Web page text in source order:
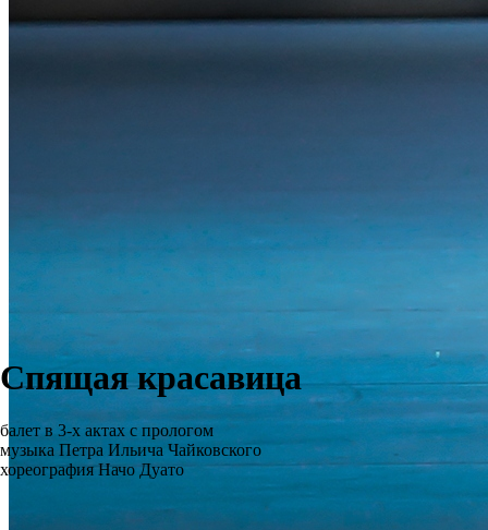
Спящая красавица
балет в 3-х актах с прологом
музыка Петра Ильича Чайковского
хореография Начо Дуато